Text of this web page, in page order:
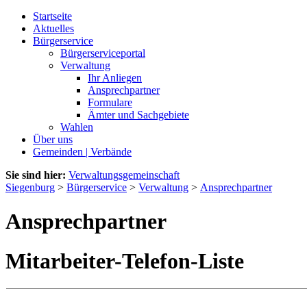
Startseite
Aktuelles
Bürgerservice
Bürgerserviceportal
Verwaltung
Ihr Anliegen
Ansprechpartner
Formulare
Ämter und Sachgebiete
Wahlen
Über uns
Gemeinden | Verbände
Sie sind hier: Verwaltungsgemeinschaft
Siegenburg > Bürgerservice > Verwaltung > Ansprechpartner
Ansprechpartner
Mitarbeiter-Telefon-Liste